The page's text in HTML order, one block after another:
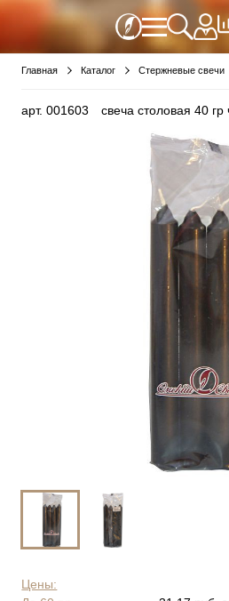
Главная Каталог Стержневые свечи
арт.001603 свеча столовая 40
Цены: